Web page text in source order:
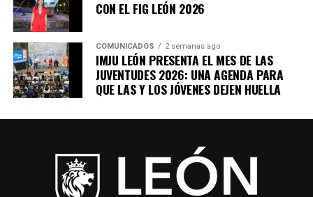
CON EL FIG LEÓN 2026
COMUNICADOS 2 semanas ago
IMJU LEÓN PRESENTA EL MES DE LAS
JUVENTUDES 2026: UNA AGENDA PARA
QUE LAS Y LOS JÓVENES DEJEN HUELLA